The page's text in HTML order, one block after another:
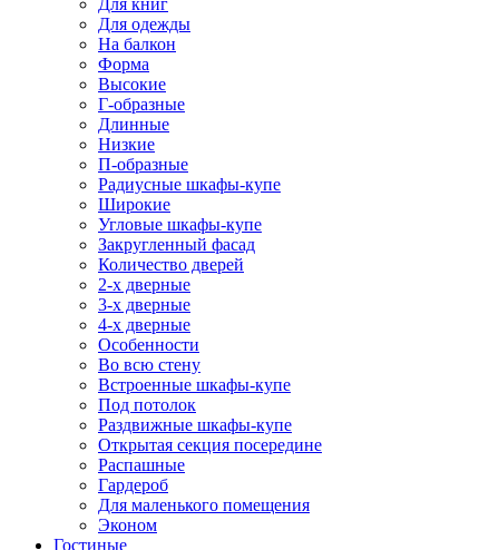
Для книг
Для одежды
На балкон
Форма
Высокие
Г-образные
Длинные
Низкие
П-образные
Радиусные шкафы-купе
Широкие
Угловые шкафы-купе
Закругленный фасад
Количество дверей
2-х дверные
3-х дверные
4-х дверные
Особенности
Во всю стену
Встроенные шкафы-купе
Под потолок
Раздвижные шкафы-купе
Открытая секция посередине
Распашные
Гардероб
Для маленького помещения
Эконом
Гостиные